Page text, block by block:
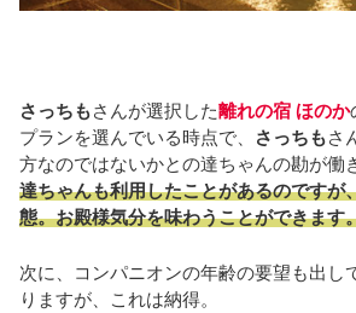
さっちもさんが選択した離れの宿 ほのか
プランを選んでいる時点で、
さっちもさ
方なのではないかとの達ちゃんの勘が働
達ちゃんも利用したことがあるのですが
態。お殿様気分を味わうことができます
次に、コンパニオンの年齢の要望も出し
りますが、これは納得。